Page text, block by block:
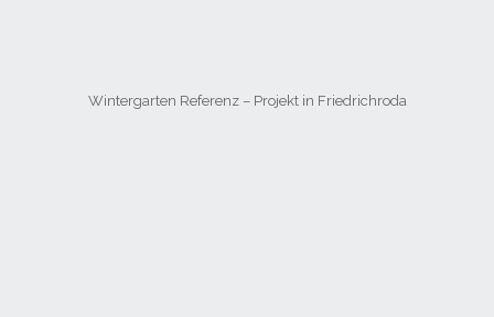
Wintergarten Referenz – Projekt in Friedrichroda